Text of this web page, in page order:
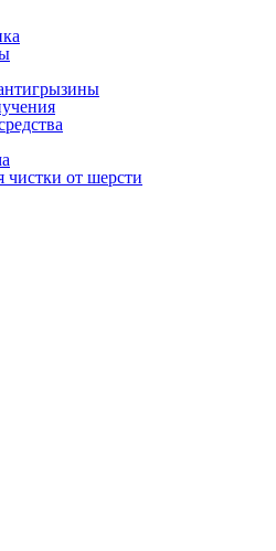
от шерсти